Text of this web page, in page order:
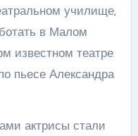
училище,
в Малом
известном театре
пьесе Александра
актрисы стали